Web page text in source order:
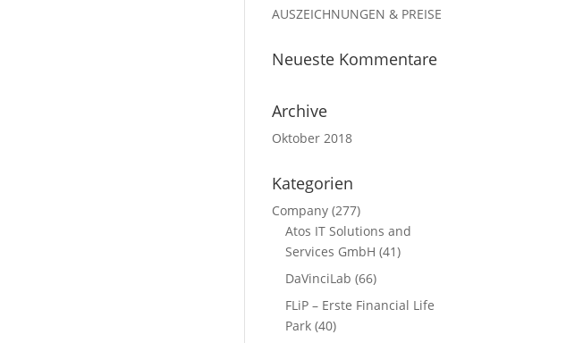
AUSZEICHNUNGEN & PREISE
Neueste Kommentare
Archive
Oktober 2018
Kategorien
Company (277)
Atos IT Solutions and
Services GmbH (41)
DaVinciLab (66)
FLiP – Erste Financial Life
Park (40)